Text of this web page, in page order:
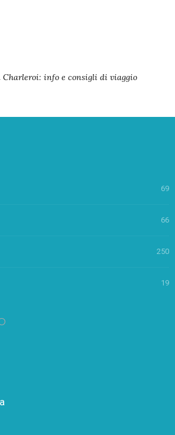
Charleroi: info e consigli di viaggio
69
66
250
19